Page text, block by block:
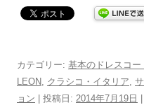
カテゴリー: 基本のドレスコー
LEON, クラシコ・イタリア,
ョン | 投稿日: 2014年7月19日